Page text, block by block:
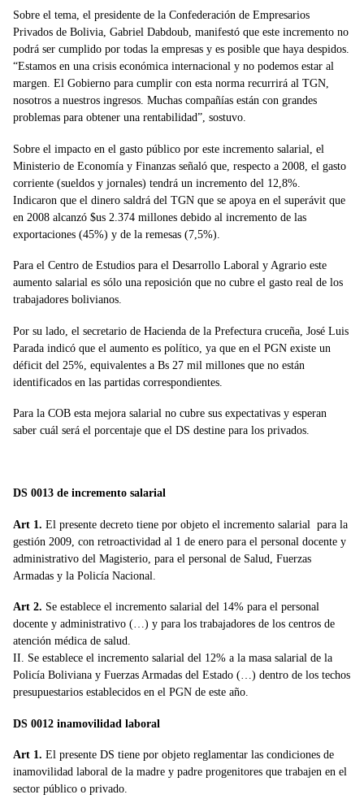
Sobre el tema, el presidente de la Confederación de Empresarios
Privados de Bolivia, Gabriel Dabdoub, manifestó que este incremento no
podrá ser cumplido por todas la empresas y es posible que haya despidos.
“Estamos en una crisis económica internacional y no podemos estar al
margen. El Gobierno para cumplir con esta norma recurrirá al TGN,
nosotros a nuestros ingresos. Muchas compañías están con grandes
problemas para obtener una rentabilidad”, sostuvo.
Sobre el impacto en el gasto público por este incremento salarial, el
Ministerio de Economía y Finanzas señaló que, respecto a 2008, el gasto
corriente (sueldos y jornales) tendrá un incremento del 12,8%.
Indicaron que el dinero saldrá del TGN que se apoya en el superávit que
en 2008 alcanzó $us 2.374 millones debido al incremento de las
exportaciones (45%) y de la remesas (7,5%).
Para el Centro de Estudios para el Desarrollo Laboral y Agrario este
aumento salarial es sólo una reposición que no cubre el gasto real de los
trabajadores bolivianos.
Por su lado, el secretario de Hacienda de la Prefectura cruceña, José Luis
Parada indicó que el aumento es político, ya que en el PGN existe un
déficit del 25%, equivalentes a Bs 27 mil millones que no están
identificados en las partidas correspondientes.
Para la COB esta mejora salarial no cubre sus expectativas y esperan
saber cuál será el porcentaje que el DS destine para los privados.
DS 0013 de incremento salarial
Art 1. El presente decreto tiene por objeto el incremento salarial para la
gestión 2009, con retroactividad al 1 de enero para el personal docente y
administrativo del Magisterio, para el personal de Salud, Fuerzas
Armadas y la Policía Nacional.
Art 2. Se establece el incremento salarial del 14% para el personal
docente y administrativo (…) y para los trabajadores de los centros de
atención médica de salud.
II. Se establece el incremento salarial del 12% a la masa salarial de la
Policía Boliviana y Fuerzas Armadas del Estado (…) dentro de los techos
presupuestarios establecidos en el PGN de este año.
DS 0012 inamovilidad laboral
Art 1. El presente DS tiene por objeto reglamentar las condiciones de
inamovilidad laboral de la madre y padre progenitores que trabajen en el
sector público o privado.